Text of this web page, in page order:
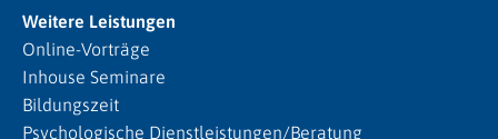
Weitere Leistungen
Online-Vorträge
Inhouse Seminare
Bildungszeit
Psychologische Dienstleistungen/Beratung